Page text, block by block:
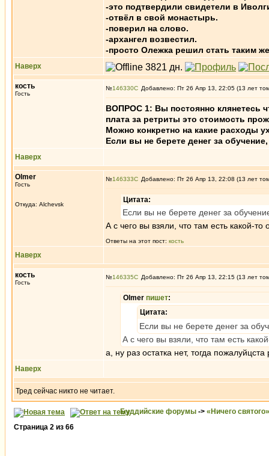
-это подтвердили свидетели в
-отвёл в свой монастырь.
-поверил на слово.
-архангел возвестил.
-просто Олежка решил стать таким
Наверх
кость
Гость
№146330 Добавлено: Пт 26 Апр 13, 22:05 (13 лет
ВОПРОС 1: Вы постоянно клянетесь
плата за ретриты это стоимость
Можно конкретно на какие расходы
Если вы не берете денег за
Наверх
Olmer
Гость
Откуда: Alchevsk
№146333 Добавлено: Пт 26 Апр 13, 22:08 (13 лет
Цитата:
Если вы не берете денег за
А с чего вы взяли, что там есть какой-то
Ответы на этот пост: кость
Наверх
кость
Гость
№146335 Добавлено: Пт 26 Апр 13, 22:15 (13 лет
Olmer пишет:
Цитата:
Если вы не берете денег за
А с чего вы взяли, что там есть
а, ну раз остатка нет, тогда
Наверх
Тред сейчас никто не читает.
Буддийские форумы -> «Ничего святого»
Страница 2 из 66